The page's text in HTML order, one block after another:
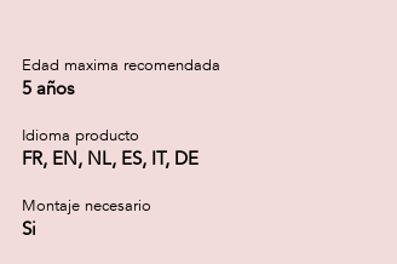
Edad maxima recomendada
5 años
Idioma producto
FR, EN, NL, ES, IT, DE
Montaje necesario
Si